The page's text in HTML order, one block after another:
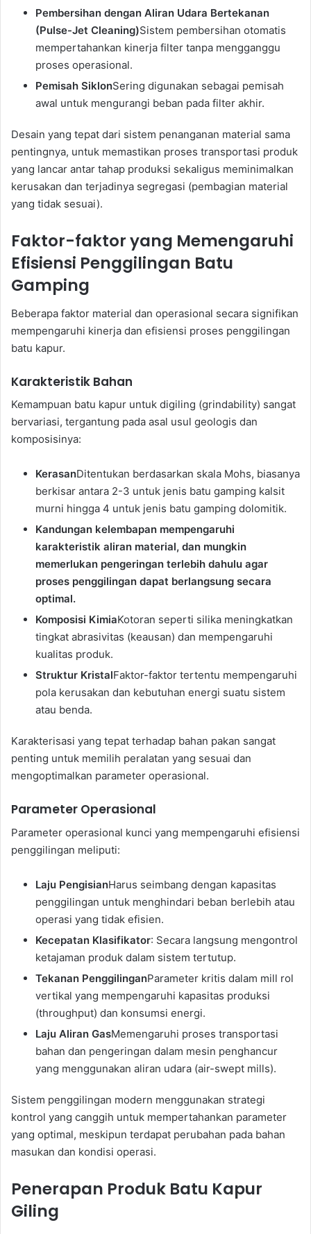
Pembersihan dengan Aliran Udara Bertekanan
(Pulse-Jet Cleaning)Sistem pembersihan otomatis
mempertahankan kinerja filter tanpa mengganggu
proses operasional.
Pemisah SiklonSering digunakan sebagai pemisah
awal untuk mengurangi beban pada filter akhir.
Desain yang tepat dari sistem penanganan material sama
pentingnya, untuk memastikan proses transportasi produk
yang lancar antar tahap produksi sekaligus meminimalkan
kerusakan dan terjadinya segregasi (pembagian material
yang tidak sesuai).
Faktor-faktor yang Memengaruhi
Efisiensi Penggilingan Batu
Gamping
Beberapa faktor material dan operasional secara signifikan
mempengaruhi kinerja dan efisiensi proses penggilingan
batu kapur.
Karakteristik Bahan
Kemampuan batu kapur untuk digiling (grindability) sangat
bervariasi, tergantung pada asal usul geologis dan
komposisinya:
KerasanDitentukan berdasarkan skala Mohs, biasanya
berkisar antara 2-3 untuk jenis batu gamping kalsit
murni hingga 4 untuk jenis batu gamping dolomitik.
Kandungan kelembapan mempengaruhi
karakteristik aliran material, dan mungkin
memerlukan pengeringan terlebih dahulu agar
proses penggilingan dapat berlangsung secara
optimal.
Komposisi KimiaKotoran seperti silika meningkatkan
tingkat abrasivitas (keausan) dan mempengaruhi
kualitas produk.
Struktur KristalFaktor-faktor tertentu mempengaruhi
pola kerusakan dan kebutuhan energi suatu sistem
atau benda.
Karakterisasi yang tepat terhadap bahan pakan sangat
penting untuk memilih peralatan yang sesuai dan
mengoptimalkan parameter operasional.
Parameter Operasional
Parameter operasional kunci yang mempengaruhi efisiensi
penggilingan meliputi:
Laju PengisianHarus seimbang dengan kapasitas
penggilingan untuk menghindari beban berlebih atau
operasi yang tidak efisien.
Kecepatan Klasifikator: Secara langsung mengontrol
ketajaman produk dalam sistem tertutup.
Tekanan PenggilinganParameter kritis dalam mill rol
vertikal yang mempengaruhi kapasitas produksi
(throughput) dan konsumsi energi.
Laju Aliran GasMemengaruhi proses transportasi
bahan dan pengeringan dalam mesin penghancur
yang menggunakan aliran udara (air-swept mills).
Sistem penggilingan modern menggunakan strategi
kontrol yang canggih untuk mempertahankan parameter
yang optimal, meskipun terdapat perubahan pada bahan
masukan dan kondisi operasi.
Penerapan Produk Batu Kapur
Giling